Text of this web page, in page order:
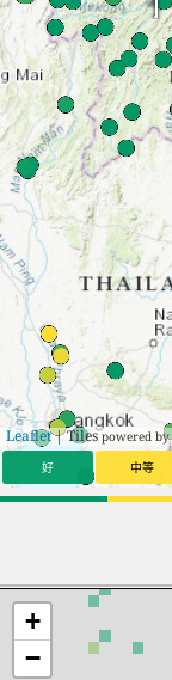
Leaflet| Tilespowered by
好 中等
+
−